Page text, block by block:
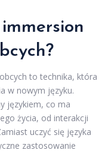
to technika, która
w nowym języku.
językiem, co ma
życia, od interakcji
uczyć się języka
zastosowanie